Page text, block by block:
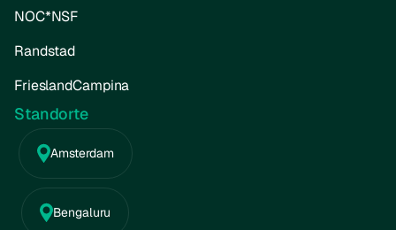
NOC*NSF
Randstad
FrieslandCampina
Standorte
Amsterdam
Bengaluru